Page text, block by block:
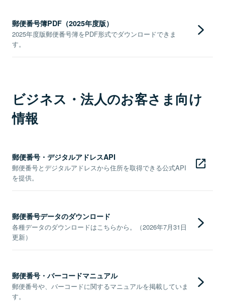
郵便番号簿PDF（2025年度版）
2025年度版郵便番号簿をPDF形式でダウンロードできま
す。
ビジネス・法人のお客さま向け
情報
郵便番号・デジタルアドレスAPI
郵便番号とデジタルアドレスから住所を取得できる公式API
を提供。
郵便番号データのダウンロード
各種データのダウンロードはこちらから。（2026年7月31日
更新）
郵便番号・バーコードマニュアル
郵便番号や、バーコードに関するマニュアルを掲載していま
す。